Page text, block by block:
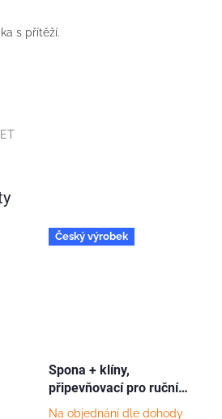
s přítěží.
Český výrobek
Spona + klíny,
připevňovací pro ruční
pumpy Standard
Na objednání dle dohody